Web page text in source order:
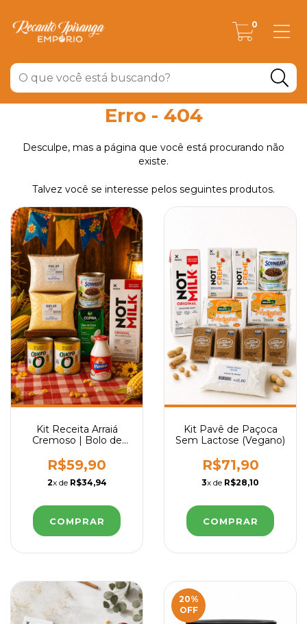
0
Erro - 404
Desculpe, mas a página que você está procurando não
existe.
Talvez você se interesse pelos seguintes produtos.
Kit Receita Arraiá
Cremoso | Bolo de
R$59,90
2x de R$34,94
Kit Pavê de Paçoca
Sem Lactose (Vegano)
R$71,90
3x de R$28,10
20%
OFF